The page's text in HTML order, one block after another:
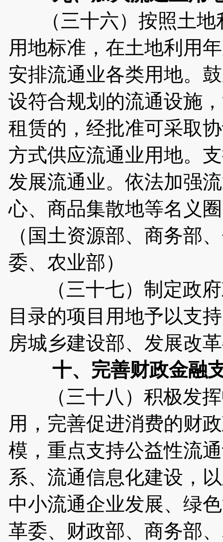
（三十六）按照土地
用地标准，在土地利用
安排流通业各类用地。
设符合规划的流通设施
租赁的，经批准可采取
方式供应流通业用地。
发展流通业。依法加强
心、商品集散地等名义
（国土资源部、商务部
委、农业部）
（三十七）制定政府
目录的项目用地予以支
房城乡建设部、发展改
十、完善财政金融
（三十八）积极发挥
用，完善促进消费的财
模，重点支持公益性流
系、流通信息化建设，
中小流通企业发展、绿
革委、财政部、商务部